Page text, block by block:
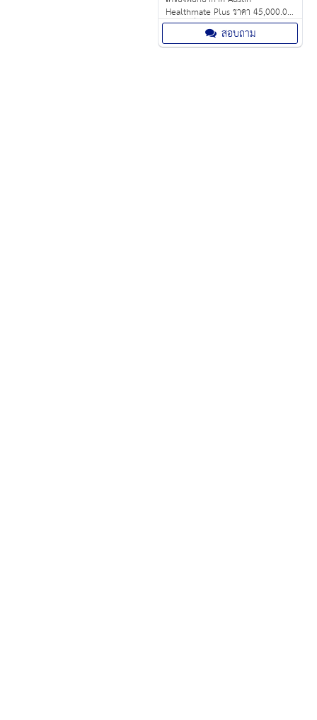
Healthmate Plus ราคา 45,000.00
บาท เครื่องฟอกอากาศ “Made In
USA” ของ ยี่ห้อ Austin รุ่น
HealthMate Plus เป็น เครื่องกรอง
สอบถาม